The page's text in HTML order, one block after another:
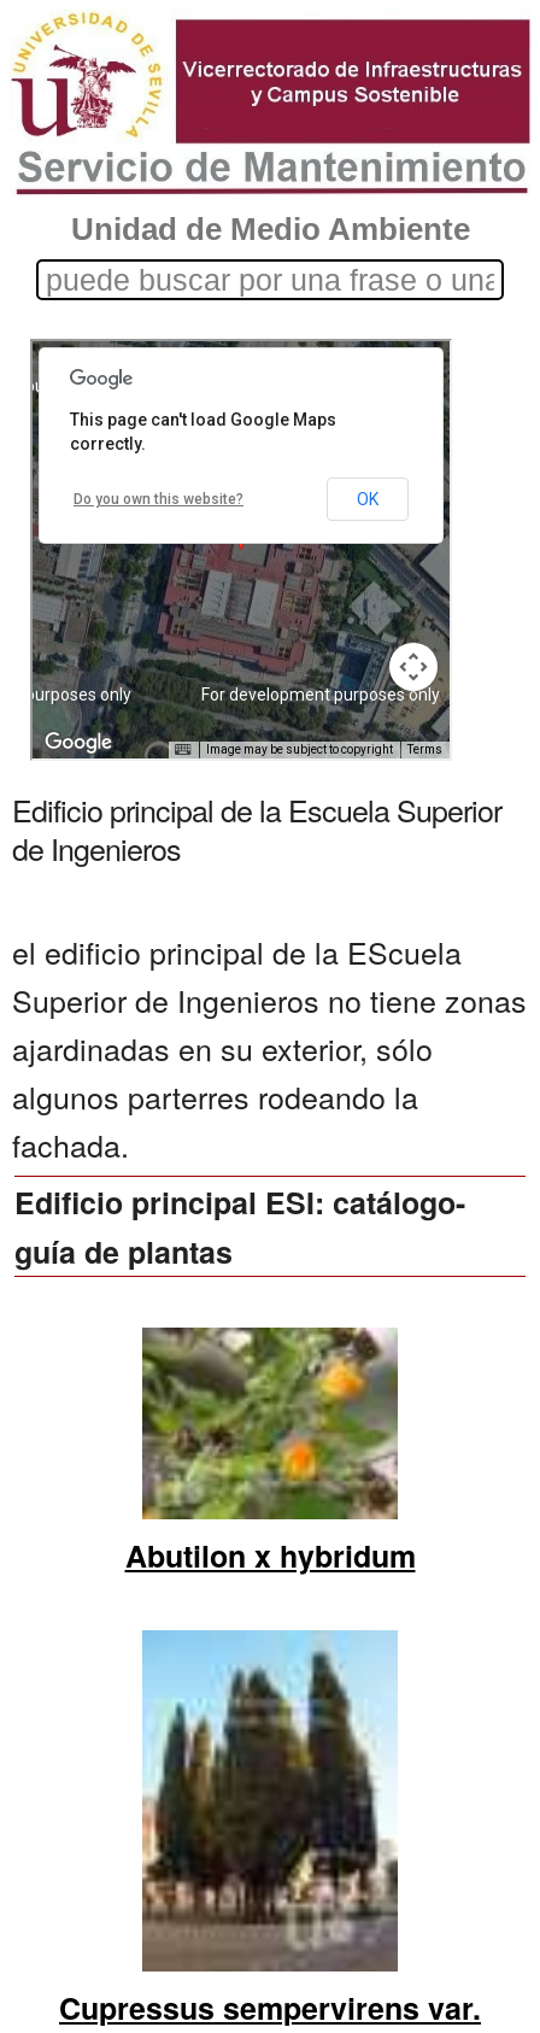
Unidad de Medio Ambiente
Edificio principal de la Escuela Superior
de Ingenieros
el edificio principal de la EScuela
Superior de Ingenieros no tiene zonas
ajardinadas en su exterior, sólo
algunos parterres rodeando la
fachada.
Edificio principal ESI: catálogo-
guía de plantas
Abutilon x hybridum
Cupressus sempervirens var.